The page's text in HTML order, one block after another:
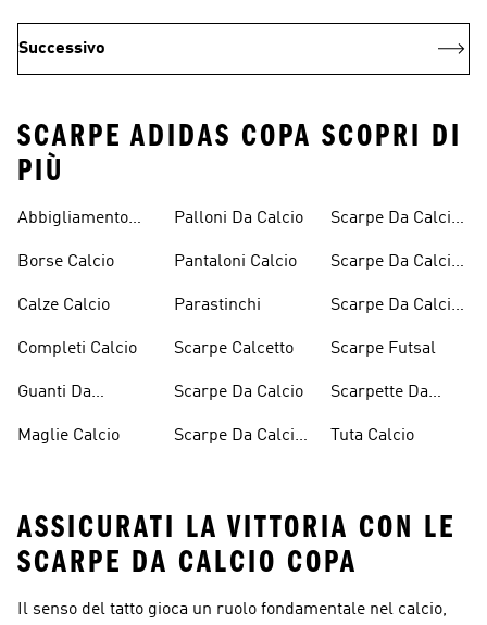
Successivo
SCARPE ADIDAS COPA SCOPRI DI
PIÙ
Abbigliamento
Borse Calcio
Calze Calcio
Completi Calcio
Guanti Da
Maglie Calcio
Palloni Da Calcio
Pantaloni Calcio
Parastinchi
Scarpe Calcetto
Scarpe Da Calcio
Scarpe Da Calcio
Scarpe Da Calcio
Scarpe Da Calcio
Scarpe Da Calcio
Scarpe Futsal
Scarpette Da
Lacci
Tuta Calcio
ASSICURATI LA VITTORIA CON LE
SCARPE DA CALCIO COPA
Il senso del tatto gioca un ruolo fondamentale nel calcio,